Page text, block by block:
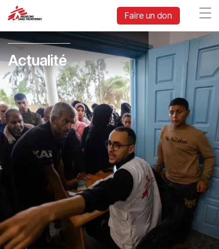
Faire un don
Actualité